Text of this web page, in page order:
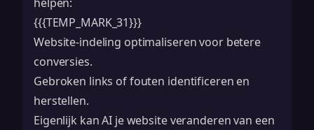
{{{TEMP_MARK_31}}}
Website-indeling optimaliseren voor betere
conversies.
Gebroken links of fouten identificeren en
herstellen.
Eigenlijk kan AI je website veranderen van een